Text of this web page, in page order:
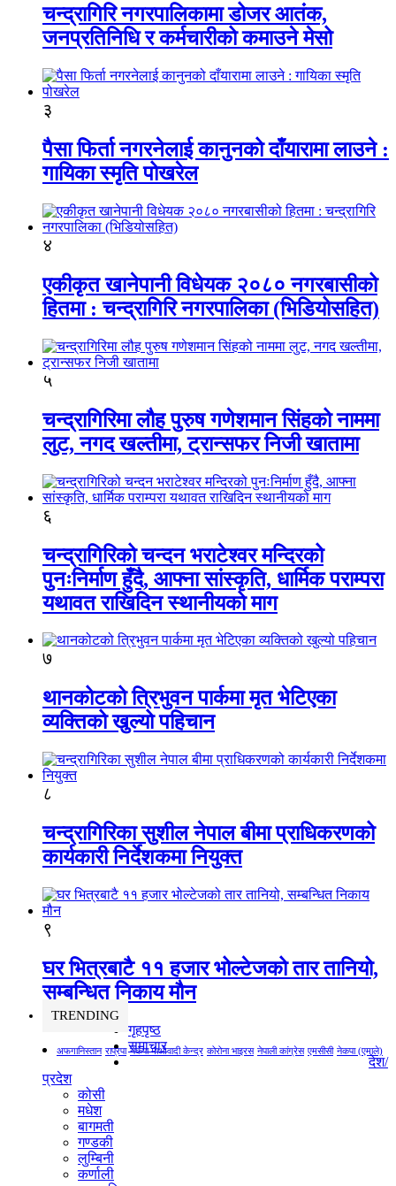
चन्द्रागिरि नगरपालिकामा डोजर आतंक,
जनप्रतिनिधि र कर्मचारीको कमाउने मेसो
३
पैसा फिर्ता नगरनेलाई कानुनको दाँयारामा लाउने :
गायिका स्‍मृति पोखरेल
४
एकीकृत खानेपानी विधेयक २०८० नगरबासीको
हितमा : चन्द्रागिरि नगरपालिका (भिडियोसहित)
५
चन्द्रागिरिमा लौह पुरुष गणेशमान सिंहको नाममा
लुट, नगद खल्तीमा, ट्रान्सफर निजी खातामा
६
चन्द्रागिरिको चन्दन भराटेश्वर मन्दिरको
पुनःनिर्माण हुँदै, आफ्ना सांस्कृति, धार्मिक पराम्परा
यथावत राखिदिन स्थानीयको माग
७
थानकोटको त्रिभुवन पार्कमा मृत भेटिएका
व्यक्तिको खुल्यो पहिचान
८
चन्द्रागिरिका सुशील नेपाल बीमा प्राधिकरणको
कार्यकारी निर्देशकमा नियुक्त
९
घर भित्रबाटै ११ हजार भोल्टेजको तार तानियो,
सम्बन्धित निकाय मौन
TRENDING
अफगानिस्तान राप्रपा नेकपा माओवादी केन्द्र कोरोना भाइरस नेपाली कांग्रेस एमसीसी नेकपा (एमाले)
गृहपृष्ठ
समाचार
देश/
प्रदेश
कोसी
मधेश
बागमती
गण्डकी
लुम्बिनी
कर्णाली